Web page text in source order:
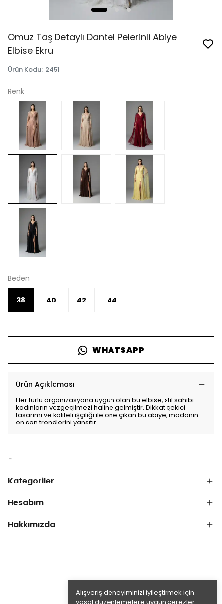
Alışveriş deneyiminizi iyileştirmek için
yasal düzenlemelere uygun çerezler
Omuz Taş Detaylı Dantel Pelerinli Abiye
Elbise Ekru
Ürün Kodu: 2451
Renk
Beden
38 40 42 44
WHATSAPP
Ürün Açıklaması
Her türlü organizasyona uygun olan bu elbise, stil sahibi
kadınların vazgeçilmezi haline gelmiştir. Dikkat çekici
tasarımı ve kaliteli işçiliği ile öne çıkan bu abiye, modanın
en son trendlerini yansıtır.
Kategoriler
Hesabım
Hakkımızda